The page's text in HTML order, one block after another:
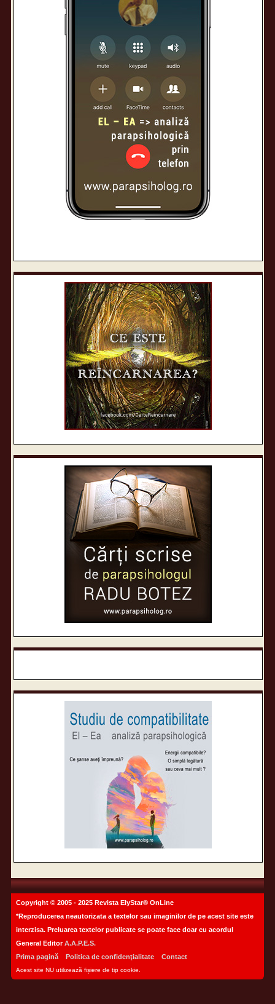
Copyright © 2005 - 2025 Revista ElyStar® OnLine
*Reproducerea neautorizata a textelor sau imaginilor de pe acest site este
interzisa. Preluarea textelor publicate se poate face doar cu acordul
General EditorA.A.P.E.S.
Prima pagină
Politica de confidenţialitate Contact
Acest site NU utilizează fișiere de tip cookie.